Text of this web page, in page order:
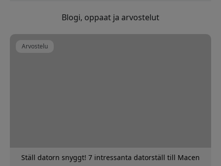
Blogi, oppaat ja arvostelut
Arvostelu
Ställ datorn snyggt! 7 intressanta datorställ till Macen